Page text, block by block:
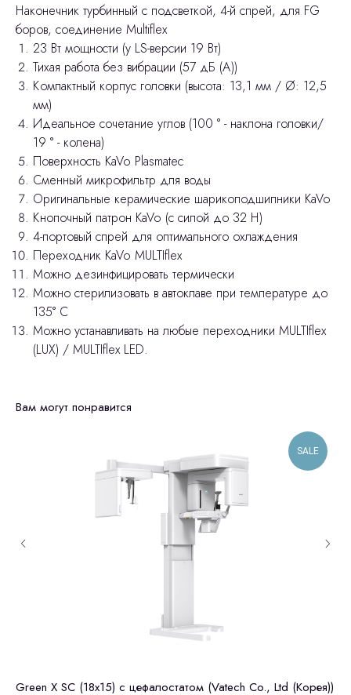
Наконечник турбинный с подсветкой, 4-й спрей, для FG
боров, соединение Multiflex
23 Вт мощности (у LS-версии 19 Вт)
Тихая работа без вибрации (57 дБ (А))
Компактный корпус головки (высота: 13,1 мм / Ø: 12,5
мм)
Идеальное сочетание углов (100 ° - наклона головки/
19 ° - колена)
Поверхность KaVo Plasmatec
Сменный микрофильтр для воды
Оригинальные керамические шарикоподшипники KaVo
Кнопочный патрон KaVo (с силой до 32 Н)
4-портовый спрей для оптимального охлаждения
Переходник KaVo MULTIflex
Можно дезинфицировать термически
Можно стерилизовать в автоклаве при температуре до
135° C
Можно устанавливать на любые переходники MULTIflex
(LUX) / MULTIflex LED.
Вам могут понравится
SALE
Green X SC (18x15) c цефалостатом (Vatech Co., Ltd (Корея))